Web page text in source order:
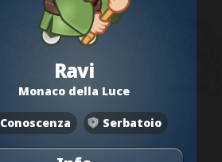
Ravi
Monaco della Luce
Conoscenza Serbatoio